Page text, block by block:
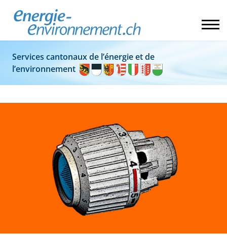
Services cantonaux de l’énergie et de
l’environnement